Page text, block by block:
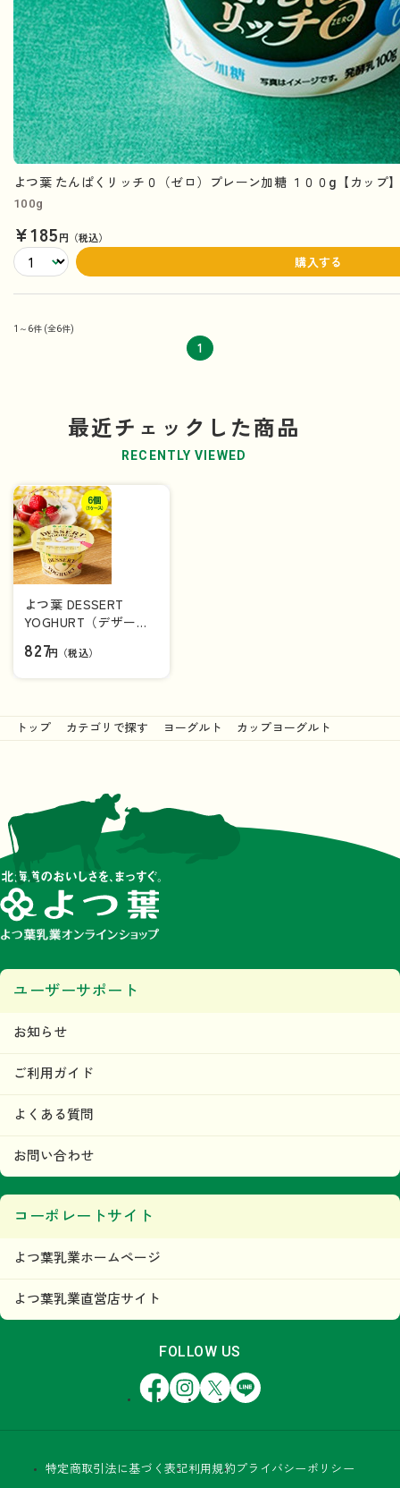
よつ葉 たんぱくリッチ０（ゼロ）プレーン加糖 １００g【カップ
100g
¥185円（税込）
購入する
1～6件 (全6件)
1
最近チェックした商品
RECENTLY VIEWED
よつ葉 DESSERT
YOGHURT（デザート
×6個（1ケース）
827円（税込）
トップ カテゴリで探す ヨーグルト カップヨーグルト
ユーザーサポート
お知らせ
ご利用ガイド
よくある質問
お問い合わせ
コーポレートサイト
よつ葉乳業ホームページ
よつ葉乳業直営店サイト
FOLLOW US
FacebookInstagram
X LINE
特定商取引法に基づく表記利用規約 プライバシーポリシー